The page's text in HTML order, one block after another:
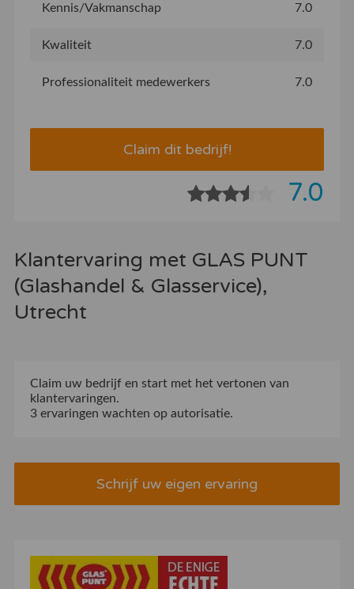
Kennis/Vakmanschap 7.0
Kwaliteit 7.0
Professionaliteit medewerkers 7.0
Claim dit bedrijf!
7.0
Klantervaring met GLAS PUNT
(Glashandel & Glasservice),
Utrecht
Claim uw bedrijfen start met het vertonen van
klantervaringen.
3 ervaringen wachten op autorisatie.
Schrijf uw eigen ervaring